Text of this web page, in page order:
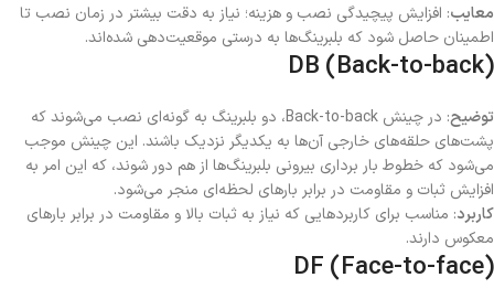
معایب: افزایش پیچیدگی نصب و هزینه؛ نیاز به دقت بیشتر در زمان نصب تا
اطمینان حاصل شود که بلبرینگ‌ها به درستی موقعیت‌دهی شده‌اند.
DB (Back-to-back)
توضیح
: در چینش Back-to-back، دو بلبرینگ به گونه‌ای نصب می‌شوند که
پشت‌های حلقه‌های خارجی آن‌ها به یکدیگر نزدیک باشند. این چینش موجب
می‌شود که خطوط بار برداری بیرونی بلبرینگ‌ها از هم دور شوند، که این امر به
افزایش ثبات و مقاومت در برابر بارهای لحظه‌ای منجر می‌شود.
کاربرد: مناسب برای کاربردهایی که نیاز به ثبات بالا و مقاومت در برابر بارهای
معکوس دارند.
DF (Face-to-face)